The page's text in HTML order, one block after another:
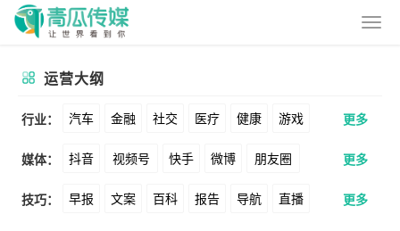
运营大纲
行业： 汽车 金融 社交 医疗 健康 游戏
动漫 美妆 美食 家装 教育 婚纱
酒旅 母婴 宠物 文娱 跨境 科技
更多
媒体： 抖音 视频号 快手 微博 朋友圈
公众号 B站 小红书 头条 知乎
更多
技巧： 早报 文案 百科 报告 导航 直播 更多